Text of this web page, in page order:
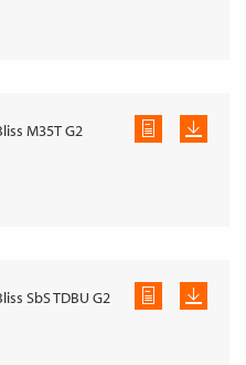
M35T G2
SbS TDBU G2